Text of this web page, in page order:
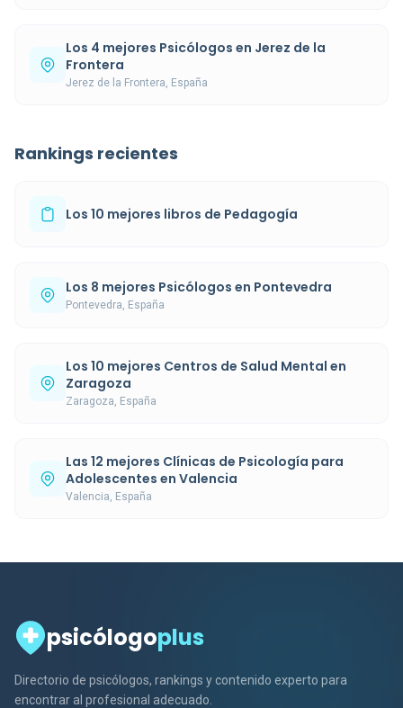
Los 4 mejores Psicólogos en Jerez de la
Frontera
Jerez de la Frontera, España
Rankings recientes
Los 10 mejores libros de Pedagogía
Los 8 mejores Psicólogos en Pontevedra
Pontevedra, España
Los 10 mejores Centros de Salud Mental en
Zaragoza
Zaragoza, España
Las 12 mejores Clínicas de Psicología para
Adolescentes en Valencia
Valencia, España
psicólogoplus
Directorio de psicólogos, rankings y contenido experto para
encontrar al profesional adecuado.